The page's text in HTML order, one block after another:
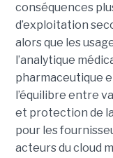
conséquences
d’exploitation
alors que les
l’analytique
pharmaceutique
l’équilibre entre
et protection de
pour les
acteurs du cloud